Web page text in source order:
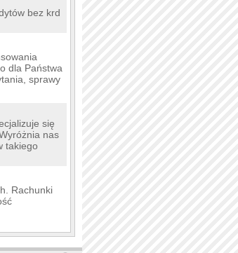
bez krd
dla Państwa
sprawy
się
nas
takiego
Rachunki